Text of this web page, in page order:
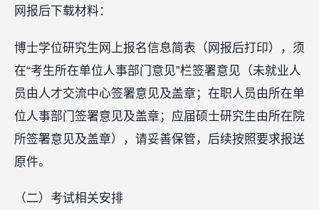
网报后下载材料：
博士学位研究生网上报名信息简表（网报后打印），须
在“考生所在单位人事部门意见”栏签署意见（未就业人
员由人才交流中心签署意见及盖章；在职人员由所在单
位人事部门签署意见及盖章；应届硕士研究生由所在院
所签署意见及盖章），请妥善保管，后续按照要求报送
原件。
（二）考试相关安排